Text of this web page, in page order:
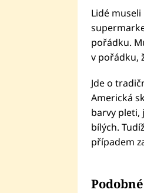
Lidé
pořádku.
v pořádku,
Jde o
Americká
barvy pleti,
bílých.
případem